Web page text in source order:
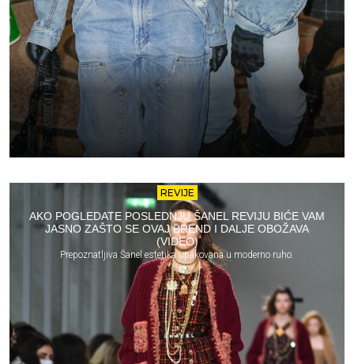
REVIJE
AKO POGLEDATE POSLEDNJU ŠANEL REVIJU BIĆE VAM
JASNO ZAŠTO SE OVAJ BREND I DALJE OBOŽAVA
(VIDEO)
Prepoznatljiva Šanel estetika upakovana u moderno ruho.